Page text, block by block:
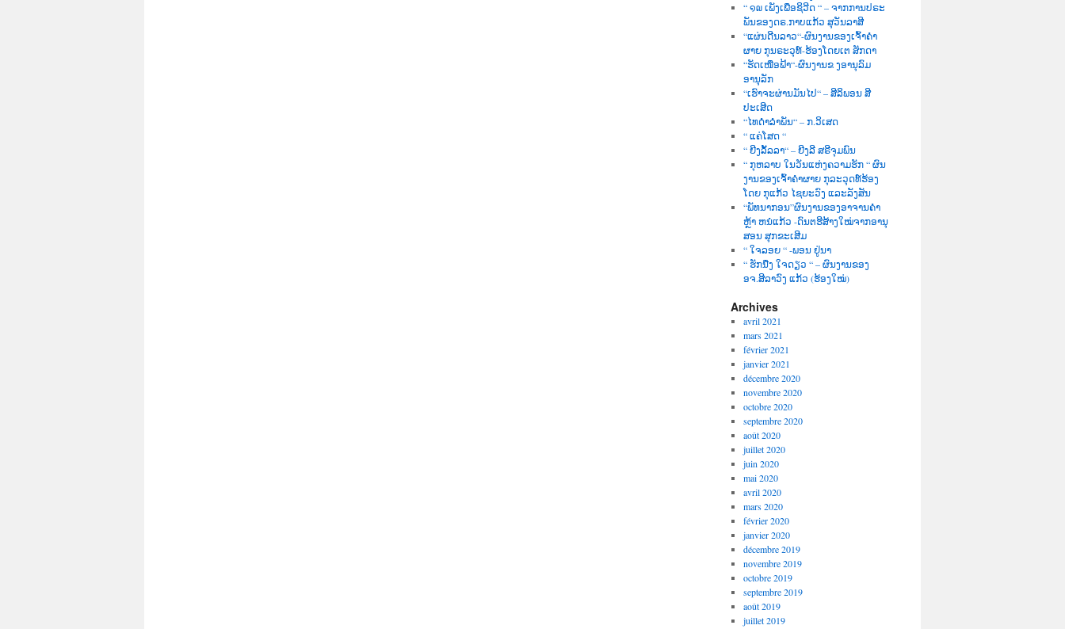
“ ໑໙ ເພັງເພື່ອຊິວີດ “ – ຈາກການປຣະ
ພັນຂອງດຣ.ກາບແກ້ວ ສຸວັນລາສີ
“ແຜ່ນດີນລາວ“-ຜົນງານຂອງເຈົ້າຄຳ
ຜາຍ ກຸນຣະວຸທ໌-ຮ້ອງໂດຍເຕ ສັກດາ
“ຮັດເໜືອຟ້າ“-ຜົນງານຂ ງອານຸລົມ
ອານຸລັກ
“ເຮົາຈະຜ່ານມັນໄປ“ – ສີລິພອນ ສີ
ປະເສີດ
“ໄທດຳລຳພັນ“ – ກ.ວິເສດ
“ ແຄ່ໂສດ “
“ ຍີງລັ້ລລາ“ – ຍີງລີ ສຣີຈຸມພົນ
“ ກຸຫລາບ ໃນວັນແຫ່ງຄວາມຮັກ “ ຜົນ
ງານຂອງເຈົ້າຄຳຜາຍ ກຸລະວຸດທ໌ຮ້ອງ
ໂດຍ ກຸແກ້ວ ໄຊຍະວົງ ແລະລັງສັນ
“ພັທນາກອນ”ຜົນງານຂອງອາຈານຄຳ
ຫຼ້າ ຫນໍແກ້ວ -ດົນຕຮີສ້າງໃໝ່ຈາກອານຸ
ສອນ ສຸກຂະເສີມ
“ ໃຈລອຍ “ -ພອນ ຢູ່ນາ
“ ຮັກນື່ງ ໃຈດຽວ “ – ຜົນງານຂອງ
ອຈ.ສີລາວົງ ແກ້ວ (ຮ້ອງໃໝ່)
Archives
avril 2021
mars 2021
février 2021
janvier 2021
décembre 2020
novembre 2020
octobre 2020
septembre 2020
août 2020
juillet 2020
juin 2020
mai 2020
avril 2020
mars 2020
février 2020
janvier 2020
décembre 2019
novembre 2019
octobre 2019
septembre 2019
août 2019
juillet 2019